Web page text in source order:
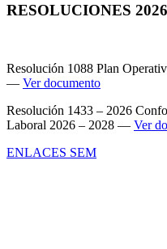
RESOLUCIONES 2026
Resolución 1088 Plan
— Ver documento
Resolución 1433 – 2026
Laboral 2026 – 2028 — Ver
ENLACES SEM